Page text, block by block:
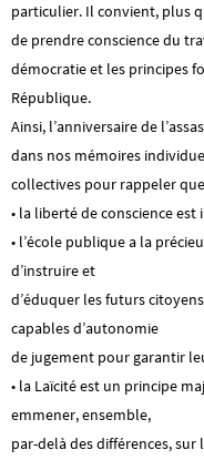
particulier. Il convient, plus
de prendre conscience du
démocratie et les principes
République.
Ainsi, l’anniversaire de
dans nos mémoires
collectives pour rappeler
• la liberté de conscience
• l’école publique a la
d’instruire et
d’éduquer les futurs
capables d’autonomie
de jugement pour garantir
• la Laïcité est un principe
emmener, ensemble,
par-delà des différences, sur